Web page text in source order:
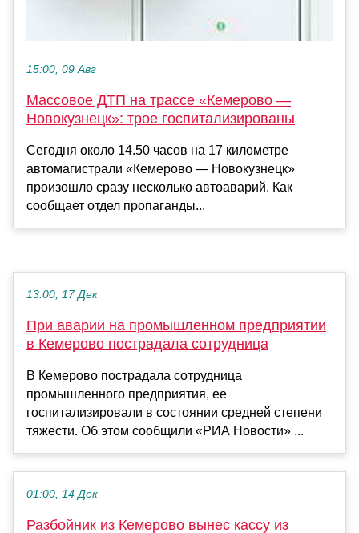
15:00, 09 Авг
Массовое ДТП на трассе «Кемерово —
Новокузнецк»: трое госпитализированы
Сегодня около 14.50 часов на 17 километре
автомагистрали «Кемерово — Новокузнецк»
произошло сразу несколько автоаварий. Как
сообщает отдел пропаганды...
13:00, 17 Дек
При аварии на промышленном предприятии
в Кемерово пострадала сотрудница
В Кемерово пострадала сотрудница
промышленного предприятия, ее
госпитализировали в состоянии средней степени
тяжести. Об этом сообщили «РИА Новости» ...
01:00, 14 Дек
Разбойник из Кемерово вынес кассу из